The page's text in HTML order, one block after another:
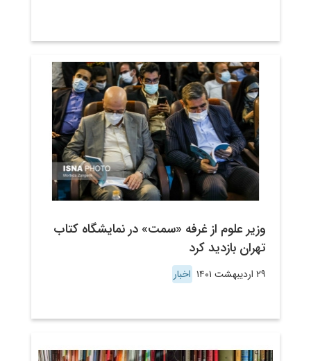
وزیر علوم از غرفه «سمت» در نمایشگاه کتاب
تهران بازدید کرد
۲۹ اردیبهشت ۱۴۰۱ اخبار